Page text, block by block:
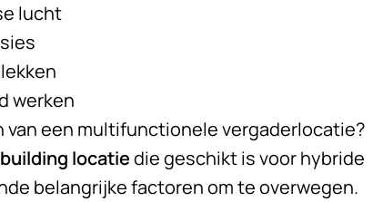
lucht
werken
een multifunctionele vergaderlocatie?
locatiedie geschikt is voor hybride
belangrijke factoren om te overwegen.